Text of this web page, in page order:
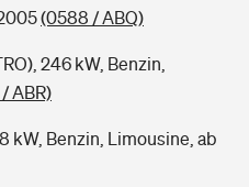
(0588 / ABQ)
246 kW, Benzin,
ABR)
kW, Benzin, Limousine, ab